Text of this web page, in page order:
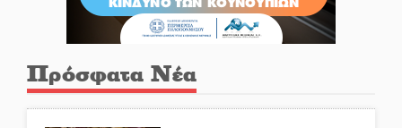
Πρόσφατα Νέα